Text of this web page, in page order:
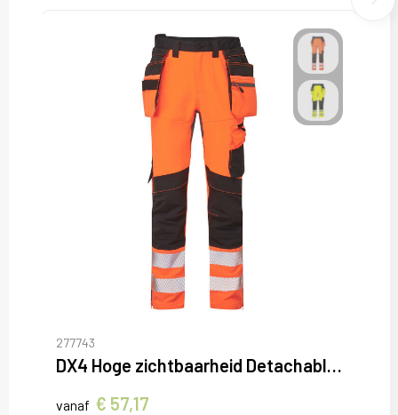
277743
DX4 Hoge zichtbaarheid Detachable Holster Zak Craft Broek
vanaf € 57,17